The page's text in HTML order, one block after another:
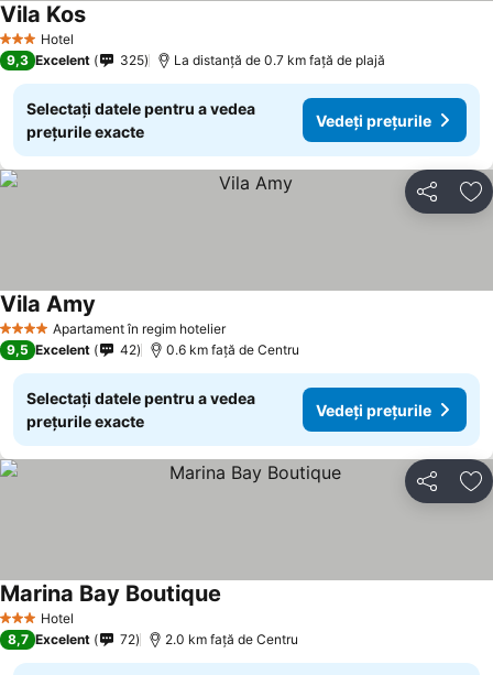
3 SteleHotel
Vila KosVedeți prețurile
9,3 Excelent 325 La distanță de 0.7 km față de plajă
Selectați datele pentru a vedea
prețurile exacte
Vedeți prețurile
Distribuiți
4 Stele Apartament în regim hotelier
Vila Amy
9,5 Excelent 42 0.6 km faţă de Centru
Selectați datele pentru a vedea
prețurile exacte
Vedeți prețurile
Distribuiți
3 SteleHotel
Marina Bay Boutique
8,7 Excelent 72 2.0 km faţă de Centru